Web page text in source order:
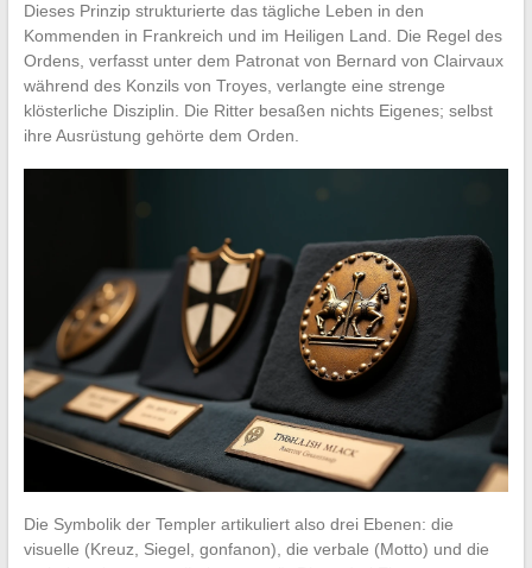
Dieses Prinzip strukturierte das tägliche Leben in den
Kommenden in Frankreich und im Heiligen Land. Die Regel des
Ordens, verfasst unter dem Patronat von Bernard von Clairvaux
während des Konzils von Troyes, verlangte eine strenge
klösterliche Disziplin. Die Ritter besaßen nichts Eigenes; selbst
ihre Ausrüstung gehörte dem Orden.
Die Symbolik der Templer artikuliert also drei Ebenen: die
visuelle (Kreuz, Siegel, gonfanon), die verbale (Motto) und die